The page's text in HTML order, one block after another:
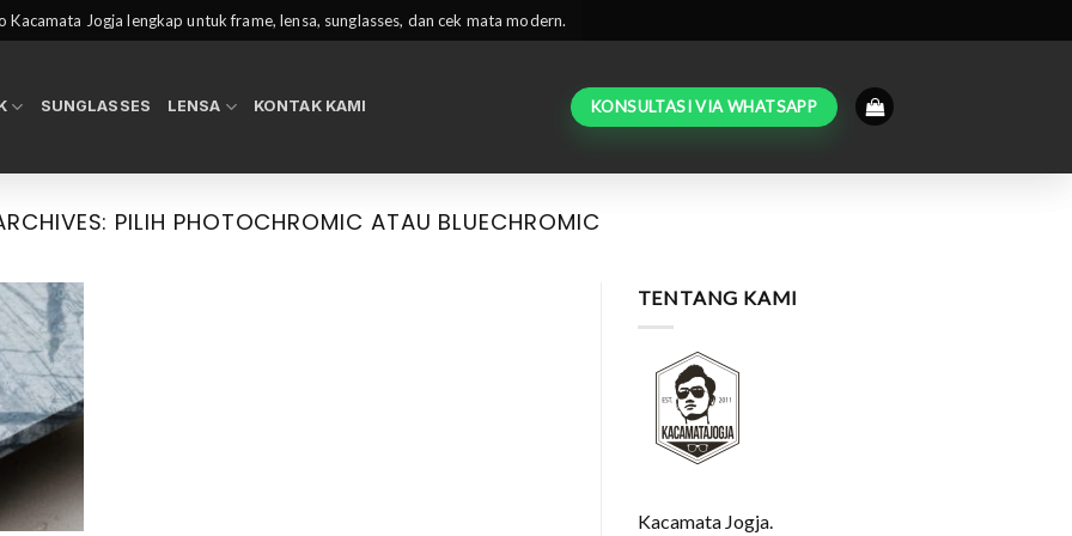
Kacamata Jogja lengkap untuk frame, lensa, sunglasses, dan cek mata modern.
SUNGLASSES LENSA KONTAK KAMI KONSULTASI VIA WHATSAPP
PILIH PHOTOCHROMIC ATAU BLUECHROMIC
TENTANG KAMI
Kacamata Jogja.